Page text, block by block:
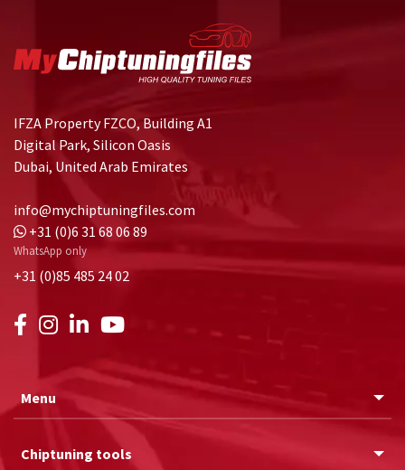
IFZA Property FZCO, Building A1
Digital Park, Silicon Oasis
Dubai, United Arab Emirates
info@mychiptuningfiles.com
+31 (0)6 31 68 06 89
WhatsApp only
+31 (0)85 485 24 02
Menu
Chiptuning tools